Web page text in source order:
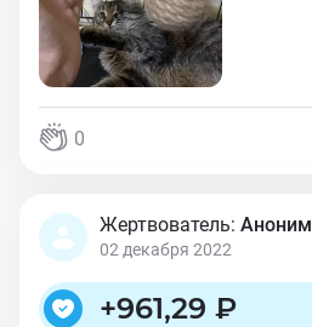
0
Жертвователь: Аноним
02 декабря 2022
+961,29 ₽